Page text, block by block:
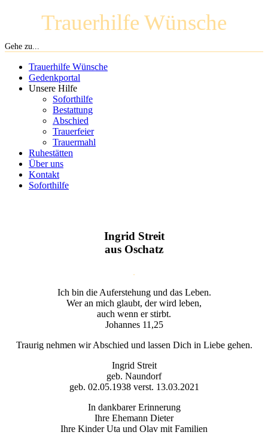
Gehe zu...
Trauerhilfe Wünsche
Gedenkportal
Unsere Hilfe
Soforthilfe
Bestattung
Abschied
Trauerfeier
Trauermahl
Ruhestätten
Über uns
Kontakt
Soforthilfe
Trauerhilfe Wünsche
Ingrid Streit
aus Oschatz
Ich bin die Auferstehung und das Leben.
Wer an mich glaubt, der wird leben,
auch wenn er stirbt.
Johannes 11,25
Traurig nehmen wir Abschied und lassen Dich in Liebe gehen.
Ingrid Streit
geb. Naundorf
geb. 02.05.1938 verst. 13.03.2021
In dankbarer Erinnerung
Ihre Ehemann Dieter
Ihre Kinder Uta und Olav mit Familien